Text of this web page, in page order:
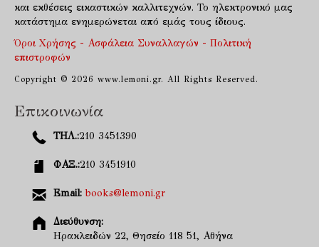
και εκθέσεις εικαστικών καλλιτεχνών. Το ηλεκτρονικό μας
κατάστημα ενημερώνεται από εμάς τους ίδιους.
Όροι Χρήσης - Ασφάλεια Συναλλαγών - Πολιτική
επιστροφών
Copyright © 2026 www.lemoni.gr. All Rights Reserved.
Επικοινωνία
ΤΗΛ.:210 3451390
ΦΑΞ.:210 3451910
Email: books@lemoni.gr
Διεύθυνση:
Ηρακλειδών 22, Θησείο 118 51, Αθήνα